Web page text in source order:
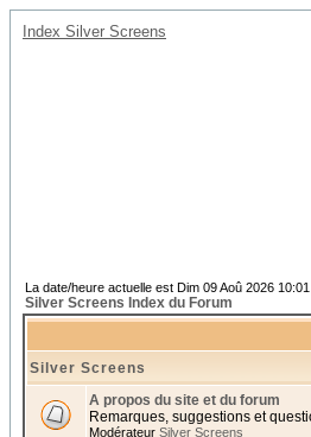
Index Silver Screens
La date/heure actuelle est Dim 09 Aoû 2026 10:01
Silver Screens Index du Forum
Silver Screens
A propos du site et du forum
Remarques, suggestions et
Modérateur Silver Screens